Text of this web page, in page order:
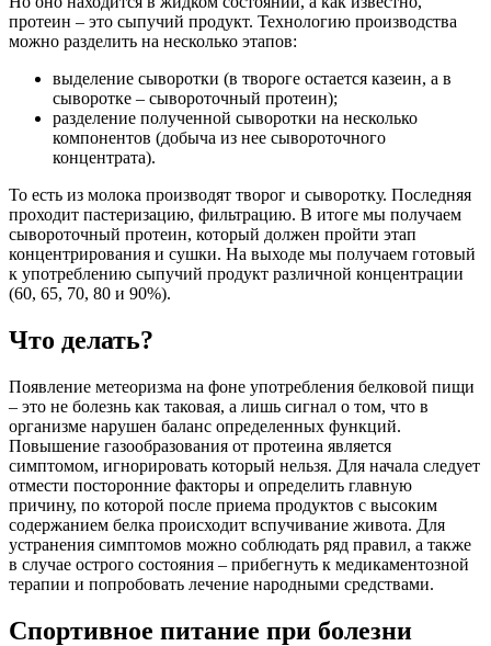
протеин – это сыпучий продукт. Технологию производства
можно разделить на несколько этапов:
выделение сыворотки (в твороге остается казеин, а в
сыворотке – сывороточный протеин);
разделение полученной сыворотки на несколько
компонентов (добыча из нее сывороточного
концентрата).
То есть из молока производят творог и сыворотку. Последняя
проходит пастеризацию, фильтрацию. В итоге мы получаем
сывороточный протеин, который должен пройти этап
концентрирования и сушки. На выходе мы получаем готовый
к употреблению сыпучий продукт различной концентрации
(60, 65, 70, 80 и 90%).
Что делать?
Появление метеоризма на фоне употребления белковой пищи
– это не болезнь как таковая, а лишь сигнал о том, что в
организме нарушен баланс определенных функций.
Повышение газообразования от протеина является
симптомом, игнорировать который нельзя. Для начала следует
отмести посторонние факторы и определить главную
причину, по которой после приема продуктов с высоким
содержанием белка происходит вспучивание живота. Для
устранения симптомов можно соблюдать ряд правил, а также
в случае острого состояния – прибегнуть к медикаментозной
терапии и попробовать лечение народными средствами.
Спортивное питание при болезни